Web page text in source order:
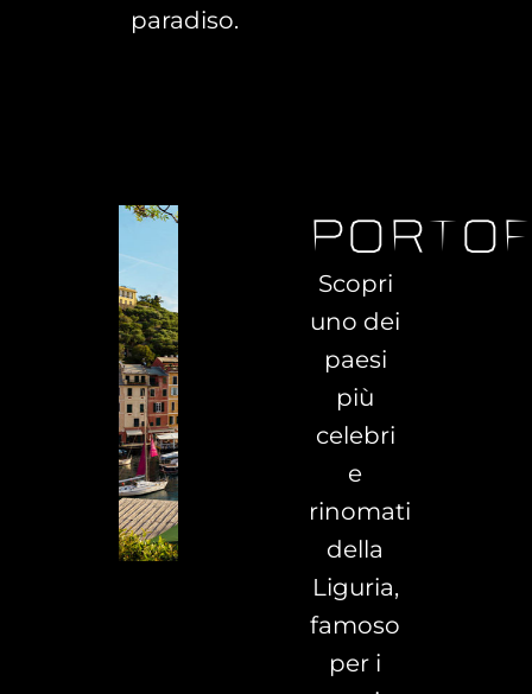
paradiso.
Scopri
uno dei
paesi
più
celebri
e
rinomati
della
Liguria,
famoso
per i